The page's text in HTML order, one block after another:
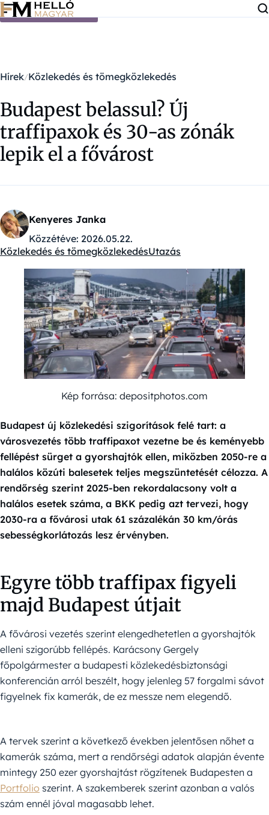
Ugrás a tartalomra
Hírek Közlekedés és tömegközlekedés
Budapest belassul? Új
traffipaxok és 30-as zónák
lepik el a fővárost
Kenyeres Janka
Közzétéve: 2026.05.22.
Kategóriák:
Közlekedés és tömegközlekedésUtazás
Kép forrása: depositphotos.com
Budapest új közlekedési szigorítások felé tart: a
városvezetés több traffipaxot vezetne be és keményebb
fellépést sürget a gyorshajtók ellen, miközben 2050-re a
halálos közúti balesetek teljes megszüntetését célozza. A
rendőrség szerint 2025-ben rekordalacsony volt a
halálos esetek száma, a BKK pedig azt tervezi, hogy
2030-ra a fővárosi utak 61 százalékán 30 km/órás
sebességkorlátozás lesz érvényben.
Egyre több traffipax figyeli
majd Budapest útjait
A fővárosi vezetés szerint elengedhetetlen a gyorshajtók
elleni szigorúbb fellépés. Karácsony Gergely
főpolgármester a budapesti közlekedésbiztonsági
konferencián arról beszélt, hogy jelenleg 57 forgalmi sávot
figyelnek fix kamerák, de ez messze nem elegendő.
A tervek szerint a következő években jelentősen nőhet a
kamerák száma, mert a rendőrségi adatok alapján évente
mintegy 250 ezer gyorshajtást rögzítenek Budapesten a
Portfolio szerint. A szakemberek szerint azonban a valós
szám ennél jóval magasabb lehet.